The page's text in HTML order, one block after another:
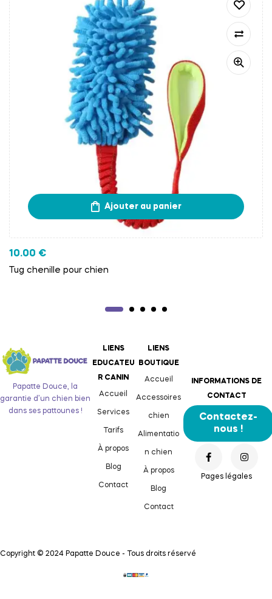
Ajouter au panier
10.00 €
Tug chenille pour chien
Papatte Douce, la
garantie d’un chien bien
dans ses pattounes !
LIENS
EDUCATEU
R CANIN
Accueil
Services
Tarifs
À propos
Blog
Contact
LIENS
BOUTIQUE
Accueil
Accessoires
chien
Alimentatio
n chien
À propos
Blog
Contact
INFORMATIONS DE
CONTACT
Contactez-
nous !
Pages légales
Copyright © 2024 Papatte Douce - Tous droits réservé